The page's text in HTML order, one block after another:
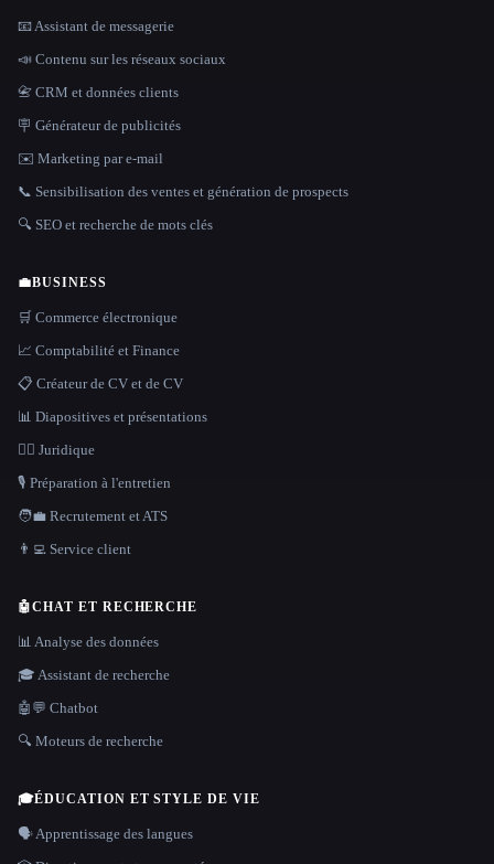
📧 Assistant de messagerie
📣 Contenu sur les réseaux sociaux
📇 CRM et données clients
🪧 Générateur de publicités
✉️ Marketing par e-mail
📞 Sensibilisation des ventes et génération de prospects
🔍 SEO et recherche de mots clés
💼BUSINESS
🛒 Commerce électronique
📈 Comptabilité et Finance
📋 Créateur de CV et de CV
📊 Diapositives et présentations
👩‍⚖️ Juridique
🎙️ Préparation à l'entretien
🧑‍💼 Recrutement et ATS
👨‍💻 Service client
🤖CHAT ET RECHERCHE
📊 Analyse des données
🎓 Assistant de recherche
🤖💬 Chatbot
🔍 Moteurs de recherche
🎓ÉDUCATION ET STYLE DE VIE
🗣️ Apprentissage des langues